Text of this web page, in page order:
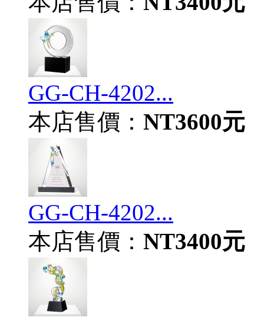
GG-CH-4202...
本店售價： NT3600元
GG-CH-4202...
本店售價： NT3400元